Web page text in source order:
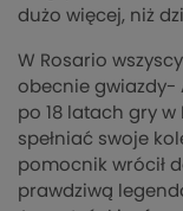
dużo więcej, niż
W Rosario
obecnie gwiazdy-
po 18 latach gry
spełniać swoje
pomocnik wrócił
prawdziwą